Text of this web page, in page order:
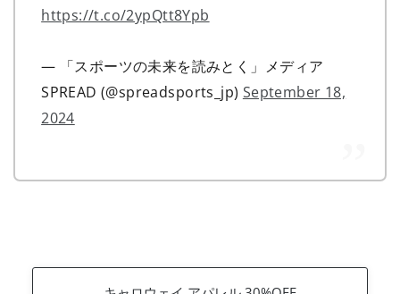
https://t.co/2ypQtt8Ypb
— 「スポーツの未来を読みとく」メディア
SPREAD (@spreadsports_jp) September 18,
2024